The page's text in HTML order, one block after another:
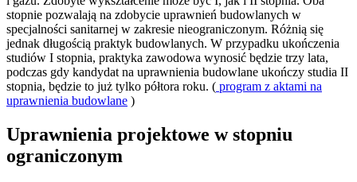
stopnie pozwalają na zdobycie uprawnień budowlanych w
specjalności sanitarnej w zakresie nieograniczonym. Różnią się
jednak długością praktyk budowlanych. W przypadku ukończenia
studiów I stopnia, praktyka zawodowa wynosić będzie trzy lata,
podczas gdy kandydat na uprawnienia budowlane ukończy studia II
stopnia, będzie to już tylko półtora roku. ( program z aktami na
uprawnienia budowlane )
Uprawnienia projektowe w stopniu
ograniczonym